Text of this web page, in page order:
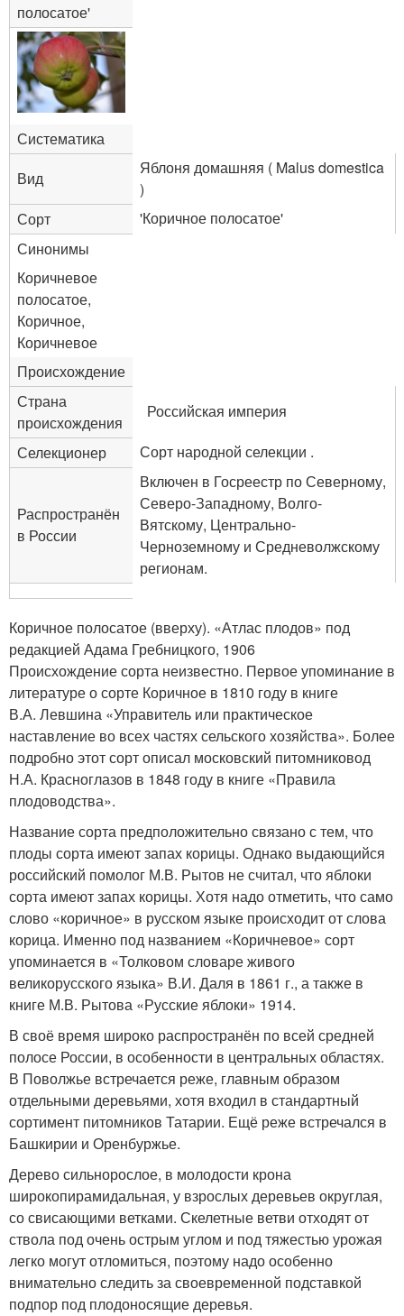
полосатое'
Систематика
Вид
Яблоня домашняя ( Malus domestica
)
Сорт
'Коричное полосатое'
Синонимы
Коричневое
полосатое,
Коричное,
Коричневое
Происхождение
Страна
происхождения
Российская империя
Селекционер
Сорт народной селекции .
Распространён
в России
Включен в Госреестр по Северному,
Северо-Западному, Волго-
Вятскому, Центрально-
Черноземному и Средневолжскому
регионам.
Коричное полосатое (вверху). «Атлас плодов» под
редакцией Адама Гребницкого, 1906
Происхождение сорта неизвестно. Первое упоминание в
литературе о сорте Коричное в 1810 году в книге
В.А. Левшина «Управитель или практическое
наставление во всех частях сельского хозяйства». Более
подробно этот сорт описал московский питомниковод
Н.А. Красноглазов в 1848 году в книге «Правила
плодоводства».
Название сорта предположительно связано с тем, что
плоды сорта имеют запах корицы. Однако выдающийся
российский помолог М.В. Рытов не считал, что яблоки
сорта имеют запах корицы. Хотя надо отметить, что само
слово «коричное» в русском языке происходит от слова
корица. Именно под названием «Коричневое» сорт
упоминается в «Толковом словаре живого
великорусского языка» В.И. Даля в 1861 г., а также в
книге М.В. Рытова «Русские яблоки» 1914.
В своё время широко распространён по всей средней
полосе России, в особенности в центральных областях.
В Поволжье встречается реже, главным образом
отдельными деревьями, хотя входил в стандартный
сортимент питомников Татарии. Ещё реже встречался в
Башкирии и Оренбуржье.
Дерево сильнорослое, в молодости крона
широкопирамидальная, у взрослых деревьев округлая,
со свисающими ветками. Скелетные ветви отходят от
ствола под очень острым углом и под тяжестью урожая
легко могут отломиться, поэтому надо особенно
внимательно следить за своевременной подставкой
подпор под плодоносящие деревья.